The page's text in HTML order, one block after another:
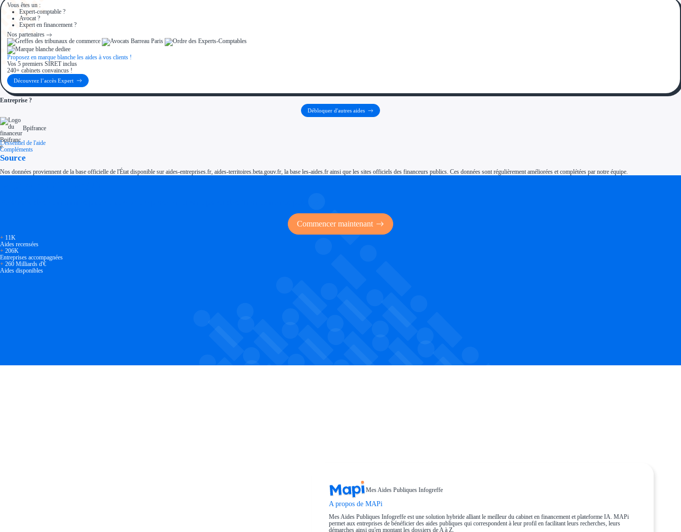
Vous êtes un :
Expert-comptable ?
Avocat ?
Expert en financement ?
Nos partenaires
Proposez en marque blanche les aides à vos clients !
Vos 5 premiers SIRET inclus
240+ cabinets convaincus !
Découvrez l’accès Expert
Entreprise ?
Débloquer d'autres aides
Bpifrance
L'essentiel de l'aide
Compléments
Source
Nos données proviennent de la base officielle de l'État disponible sur aides-entreprises.fr, aides-territoires.beta.gouv.fr, la base les-aides.fr ainsi que les sites officiels des financeurs publics. Ces données sont régulièrement améliorées et complétées par notre équipe.
Commencer maintenant
+ 11K
Aides recensées
+ 206K
Entreprises accompagnées
+ 260 Milliards d'€
Aides disponibles
Mes Aides Publiques Infogreffe
A propos de MAPi
Mes Aides Publiques Infogreffe est une solution hybride alliant le meilleur du cabinet en financement et plateforme IA. MAPi
permet aux entreprises de bénéficier des aides publiques qui correspondent à leur profil en facilitant leurs recherches, leurs
démarches ainsi qu'en montant les dossiers de A à Z.